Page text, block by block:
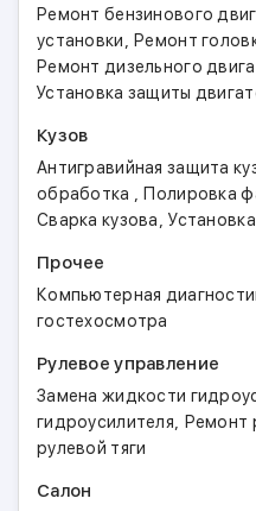
Ремонт бензинового
установки,Ремонт
Ремонт дизельного
Установка защиты
Кузов
Антигравийная защита
обработка ,Полировка
Сварка кузова,
Прочее
Компьютерная
гостехосмотра
Рулевое управление
Замена жидкости
гидроусилителя, Ремонт
рулевой тяги
Салон